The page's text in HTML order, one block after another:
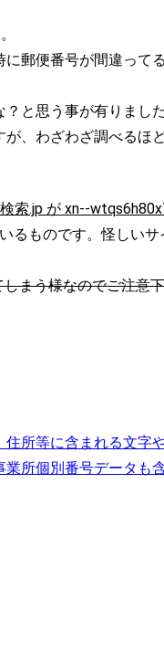
郵便番号が間違って
と思う事が有りまし
、わざわざ調べるほど
索.jp が xn--
るものです。怪しい
まう様なのでご注意
所等に含まれる文字
所個別番号データも含